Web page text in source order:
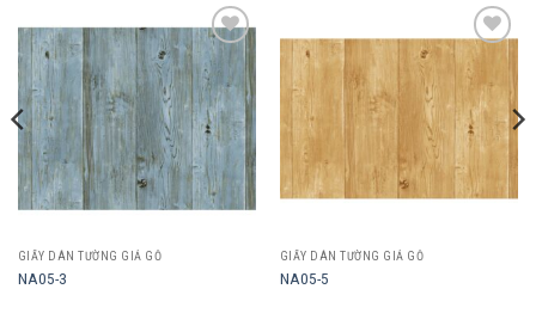
Add to
wishlist
GIẤY DÁN TƯỜNG GIẢ GỖ
NA05-3
Add to
wishlist
GIẤY DÁN TƯỜNG GIẢ GỖ
NA05-5